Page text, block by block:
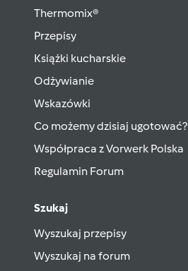
Thermomix®
Przepisy
Książki kucharskie
Odżywianie
Wskazówki
Co możemy dzisiaj ugotować?
Współpraca z Vorwerk Polska
Regulamin Forum
Szukaj
Wyszukaj przepisy
Wyszukaj na forum